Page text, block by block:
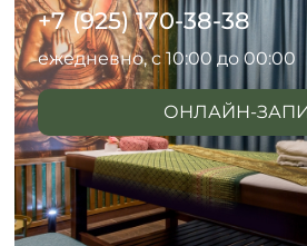
+7 (925) 170-38-38
ежедневно, с 10:00 до 00:00
ОНЛАЙН-